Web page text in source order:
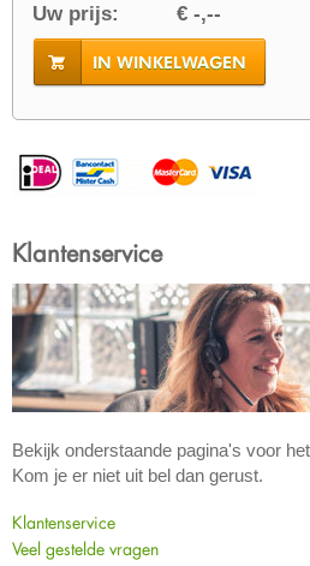
Uw prijs: € -,--
IN WINKELWAGEN
Klantenservice
Bekijk onderstaande pagina's voor
Kom je er niet uit bel dan gerust.
Klantenservice
Veel gestelde vragen